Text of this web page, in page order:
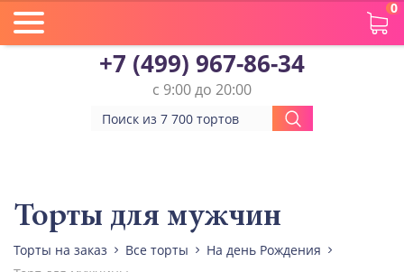
0
+7 (499) 967-86-34
с 9:00 до 20:00
Количество ярусов
Торты для мужчин
Торты на заказ Все торты
На день Рождения